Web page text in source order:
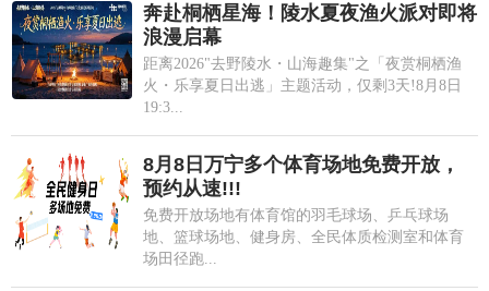
奔赴桐栖星海！陵水夏夜渔火派对即将
浪漫启幕
距离2026"去野陵水・山海趣集"之「夜赏桐栖渔
火・乐享夏日出逃」主题活动，仅剩3天!8月8日
19:3...
8月8日万宁多个体育场地免费开放，
预约从速!!!
免费开放场地有体育馆的羽毛球场、乒乓球场
地、篮球场地、健身房、全民体质检测室和体育
场田径跑...